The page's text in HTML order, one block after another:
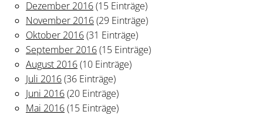
Dezember 2016(15 Einträge)
November 2016(29 Einträge)
Oktober 2016(31 Einträge)
September 2016(15 Einträge)
August 2016(10 Einträge)
Juli 2016(36 Einträge)
Juni 2016(20 Einträge)
Mai 2016(15 Einträge)